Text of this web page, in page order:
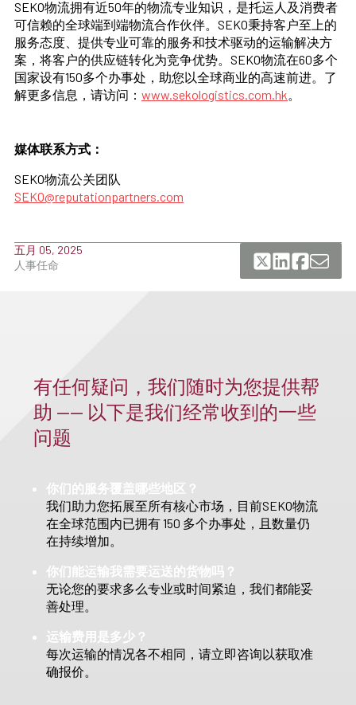
SEKO物流拥有近50年的物流专业知识，是托运人及消费者
可信赖的全球端到端物流合作伙伴。SEKO秉持客户至上的
服务态度、提供专业可靠的服务和技术驱动的运输解决方
案，将客户的供应链转化为竞争优势。SEKO物流在60多个
国家设有150多个办事处，助您以全球商业的高速前进。了
解更多信息，请访问： www.sekologistics.com.hk
媒体联系方式：
SEKO物流公关团队
SEKO@reputationpartners.com
五月 05, 2025
人事任命
有任何疑问，我们随时为您提供帮
助 —— 以下是我们经常收到的一些
问题
你们的服务覆盖哪些地区？
我们助力您拓展至所有核心市场，目前SEKO物流
在全球范围内已拥有 150 多个办事处，且数量仍
在持续增加。
你们能运输我需要运送的货物吗？
无论您的要求多么专业或时间紧迫，我们都能妥
善处理。
运输费用是多少？
每次运输的情况各不相同，请立即咨询以获取准
确报价。